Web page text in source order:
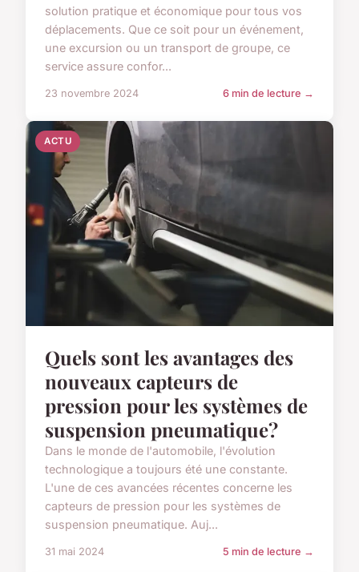
solution pratique et économique pour tous vos
déplacements. Que ce soit pour un événement,
une excursion ou un transport de groupe, ce
service assure confor...
23 novembre 2024 6 min de lecture →
ACTU
Quels sont les avantages des
nouveaux capteurs de
pression pour les systèmes de
suspension pneumatique?
Dans le monde de l'automobile, l'évolution
technologique a toujours été une constante.
L'une de ces avancées récentes concerne les
capteurs de pression pour les systèmes de
suspension pneumatique. Auj...
31 mai 2024 5 min de lecture →